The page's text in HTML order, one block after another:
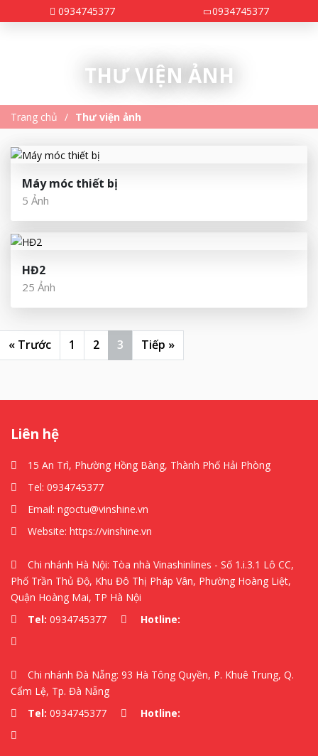
0934745377 0934745377
THƯ VIỆN ẢNH
Trang chủ Thư viện ảnh
Máy móc thiết bị
5 Ảnh
HĐ2
25 Ảnh
« Trước 1 2 3 Tiếp »
Liên hệ
15 An Trì, Phường Hồng Bàng, Thành Phố Hải Phòng
Tel: 0934745377
Email: ngoctu@vinshine.vn
Website: https://vinshine.vn
Chi nhánh Hà Nội: Tòa nhà Vinashinlines - Số 1.i.3.1 Lô CC,
Phố Trần Thủ Độ, Khu Đô Thị Pháp Vân, Phường Hoàng Liệt,
Quận Hoàng Mai, TP Hà Nội
Tel: 0934745377 Hotline:
Chi nhánh Đà Nẵng: 93 Hà Tông Quyền, P. Khuê Trung, Q.
Cẩm Lệ, Tp. Đà Nẵng
Tel: 0934745377 Hotline: